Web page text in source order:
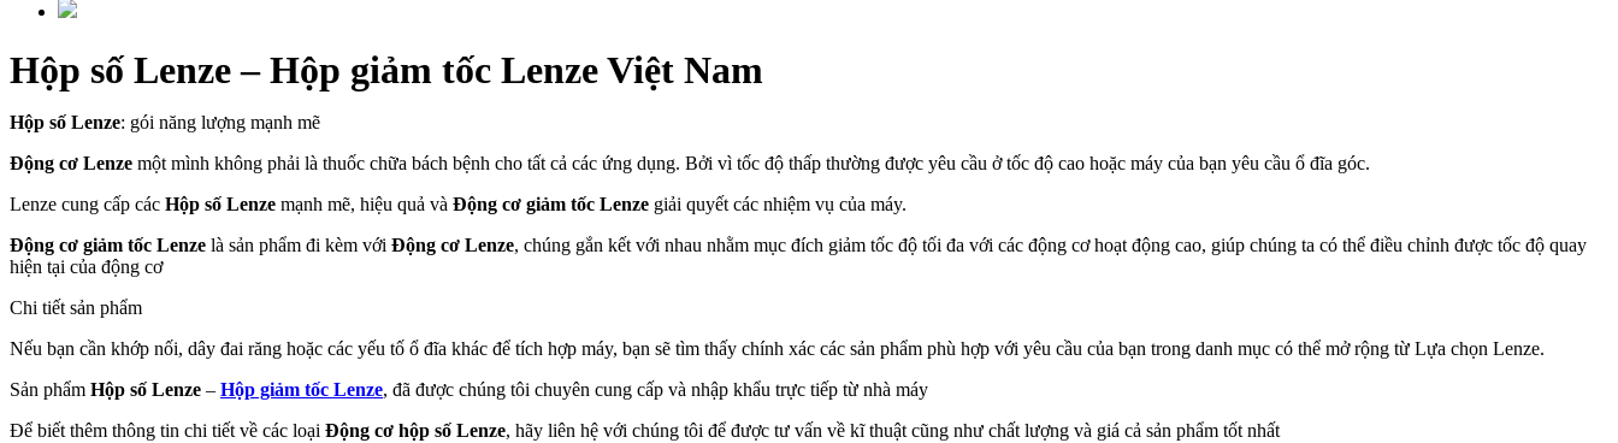
Hộp số Lenze – Hộp giảm tốc Lenze Việt Nam
Hộp số Lenze: gói năng lượng mạnh mẽ
Động cơ Lenze một mình không phải là thuốc chữa bách bệnh cho tất cả các ứng dụng. Bởi vì tốc độ thấp thường được yêu cầu ở tốc độ cao hoặc máy của bạn yêu cầu ổ đĩa góc.
Lenze cung cấp các Hộp số Lenze mạnh mẽ, hiệu quả và Động cơ giảm tốc Lenze giải quyết các nhiệm vụ của máy.
Động cơ giảm tốc Lenze là sản phẩm đi kèm với Động cơ Lenze, chúng gắn kết với nhau nhằm mục đích giảm tốc độ tối đa với các động cơ hoạt động cao, giúp chúng ta có thể điều chỉnh được tốc độ quay
hiện tại của động cơ
Chi tiết sản phẩm
Nếu bạn cần khớp nối, dây đai răng hoặc các yếu tố ổ đĩa khác để tích hợp máy, bạn sẽ tìm thấy chính xác các sản phẩm phù hợp với yêu cầu của bạn trong danh mục có thể mở rộng từ Lựa chọn Lenze.
Sản phẩm Hộp số Lenze – Hộp giảm tốc Lenze, đã được chúng tôi chuyên cung cấp và nhập khẩu trực tiếp từ nhà máy
Để biết thêm thông tin chi tiết về các loại Động cơ hộp số Lenze, hãy liên hệ với chúng tôi để được tư vấn về kĩ thuật cũng như chất lượng và giá cả sản phẩm tốt nhất